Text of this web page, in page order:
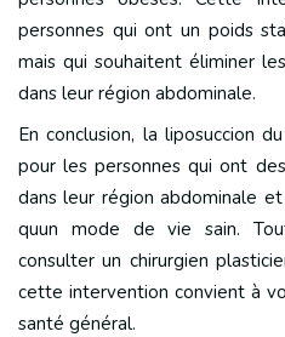
personnes qui ont un poids
mais qui souhaitent éliminer
dans leur région abdominale.
En conclusion, la liposuccion
pour les personnes qui ont
dans leur région abdominale
quun mode de vie sain.
consulter un chirurgien
cette intervention convient à
santé général.